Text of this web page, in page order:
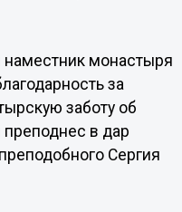
наместник монастыря
за
заботу об
в дар
Сергия